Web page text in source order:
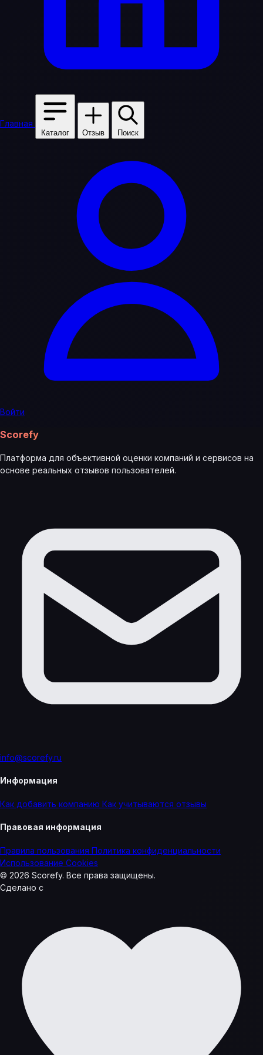
Главная
Каталог Отзыв Поиск
Войти
Scorefy
Платформа для объективной оценки компаний и сервисов на
основе реальных отзывов пользователей.
info@scorefy.ru
Информация
Как добавить компанию Как учитываются отзывы
Правовая информация
Правила пользования Политика конфиденциальности
Использование Cookies
© 2026 Scorefy. Все права защищены.
Сделано с